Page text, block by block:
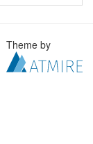
Theme by